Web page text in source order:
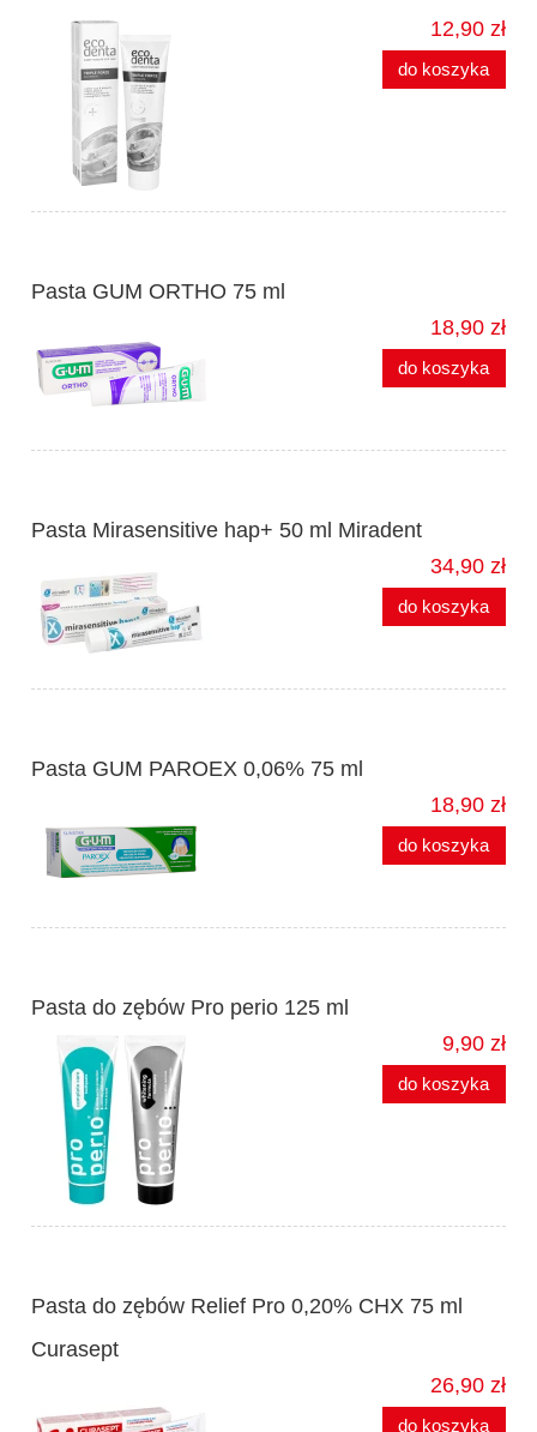
12,90 zł
do koszyka
Pasta GUM ORTHO 75 ml
18,90 zł
do koszyka
Pasta Mirasensitive hap+ 50 ml Miradent
34,90 zł
do koszyka
Pasta GUM PAROEX 0,06% 75 ml
18,90 zł
do koszyka
Pasta do zębów Pro perio 125 ml
9,90 zł
do koszyka
Pasta do zębów Relief Pro 0,20% CHX 75 ml
Curasept
26,90 zł
do koszyka